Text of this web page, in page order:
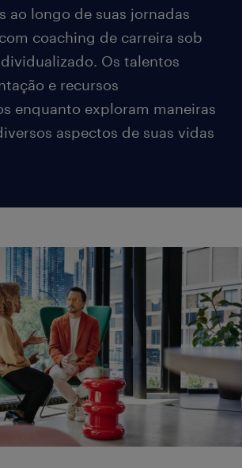
ao longo de suas jornadas
coaching de carreira sob
Os talentos
e recursos
enquanto exploram maneiras
aspectos de suas vidas